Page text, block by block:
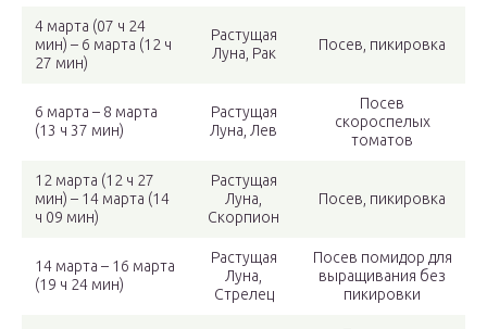
4 марта (07 ч 24
мин) – 6 марта (12 ч
27 мин)
Растущая
Луна, Рак
Посев, пикировка
6 марта – 8 марта
(13 ч 37 мин)
Растущая
Луна, Лев
Посев
скороспелых
томатов
12 марта (12 ч 27
мин) – 14 марта (14
ч 09 мин)
Растущая
Луна,
Скорпион
Посев, пикировка
14 марта – 16 марта
(19 ч 24 мин)
Растущая
Луна,
Стрелец
Посев помидор для
выращивания без
пикировки